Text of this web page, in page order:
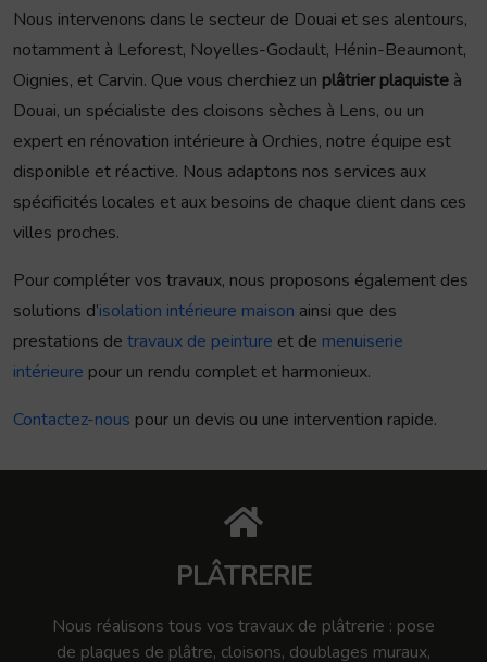
Nous intervenons dans le secteur de Douai et ses alentours,
notamment à Leforest, Noyelles-Godault, Hénin-Beaumont,
Oignies, et Carvin. Que vous cherchiez un plâtrier plaquiste à
Douai, un spécialiste des cloisons sèches à Lens, ou un
expert en rénovation intérieure à Orchies, notre équipe est
disponible et réactive. Nous adaptons nos services aux
spécificités locales et aux besoins de chaque client dans ces
villes proches.
Pour compléter vos travaux, nous proposons également des
solutions d’isolation intérieure maison ainsi que des
prestations de travaux de peinture et de menuiserie
intérieure pour un rendu complet et harmonieux.
Contactez-nous pour un devis ou une intervention rapide.
PLÂTRERIE
Nous réalisons tous vos travaux de plâtrerie : pose
de plaques de plâtre, cloisons, doublages muraux,